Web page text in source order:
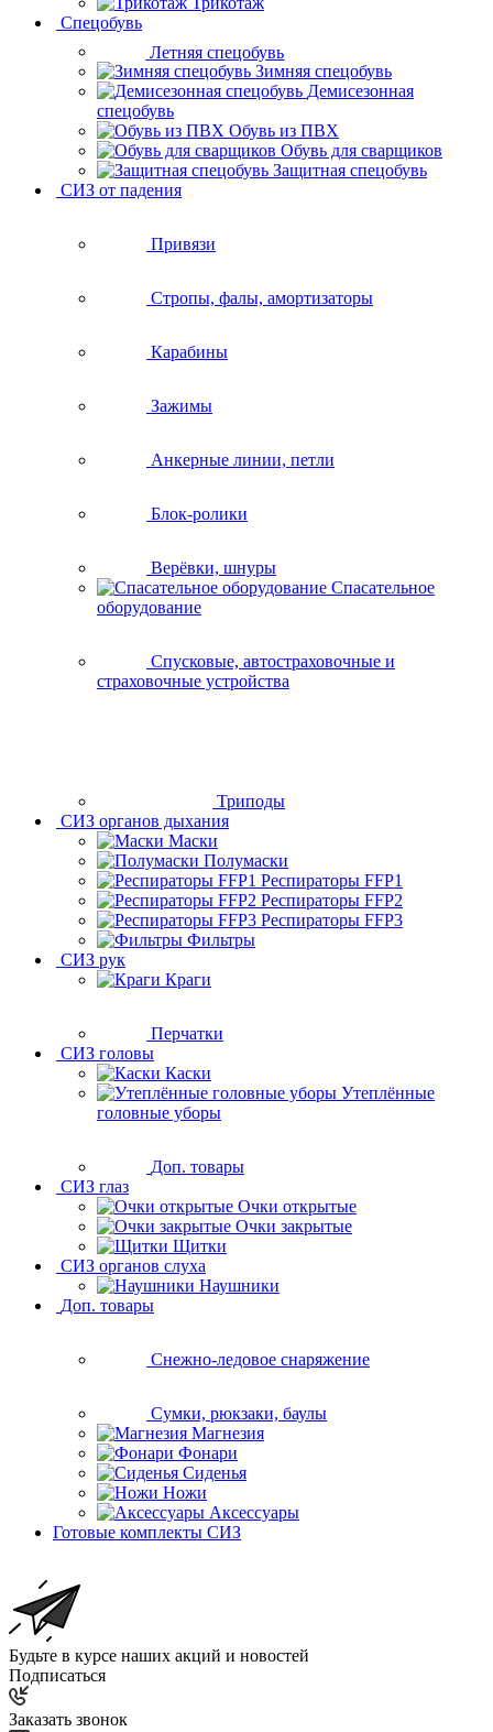
Спецобувь
Летняя спецобувь
Зимняя спецобувь
Демисезонная
спецобувь
Обувь из ПВХ
Обувь для сварщиков
Защитная спецобувь
СИЗ от падения
Привязи
Стропы, фалы, амортизаторы
Карабины
Зажимы
Анкерные линии, петли
Блок-ролики
Верёвки, шнуры
Спасательное
оборудование
Спусковые, автостраховочные и
страховочные устройства
Триподы
СИЗ органов дыхания
Маски
Полумаски
Респираторы FFP1
Респираторы FFP2
Респираторы FFP3
Фильтры
СИЗ рук
Краги
Перчатки
СИЗ головы
Каски
Утеплённые
головные уборы
Доп. товары
СИЗ глаз
Очки открытые
Очки закрытые
Щитки
СИЗ органов слуха
Наушники
Доп. товары
Снежно-ледовое снаряжение
Сумки, рюкзаки, баулы
Магнезия
Фонари
Сиденья
Ножи
Аксессуары
Готовые комплекты СИЗ
Будьте в курсе наших акций и новостей
Подписаться
Заказать звонок